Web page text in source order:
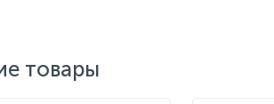
товары